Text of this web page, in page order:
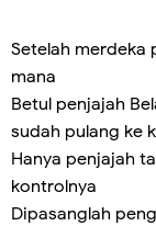
Setelah merdeka
mana
Betul penjajah
sudah pulang ke
Hanya penjajah
kontrolnya
Dipasanglah